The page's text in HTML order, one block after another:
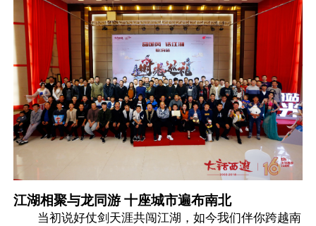
江湖相聚与龙同游 十座城市遍布南北
当初说好仗剑天涯共闯江湖，如今我们伴你跨越南